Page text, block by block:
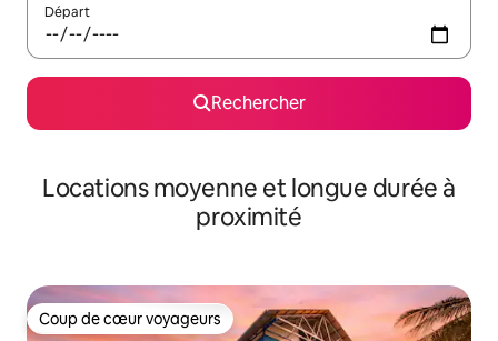
Départ
Rechercher
Locations moyenne et longue durée à
proximité
Coup de cœur voyageurs
Coup de cœur voyageurs